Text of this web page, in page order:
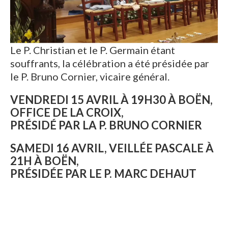
Le P. Christian et le P. Germain étant
souffrants, la célébration a été présidée par
le P. Bruno Cornier, vicaire général.
VENDREDI 15 AVRIL À 19H30 À BOËN,
OFFICE DE LA CROIX,
PRÉSIDÉ PAR LA P. BRUNO CORNIER
SAMEDI 16 AVRIL, VEILLÉE PASCALE À
21H À BOËN,
PRÉSIDÉE PAR LE P. MARC DEHAUT